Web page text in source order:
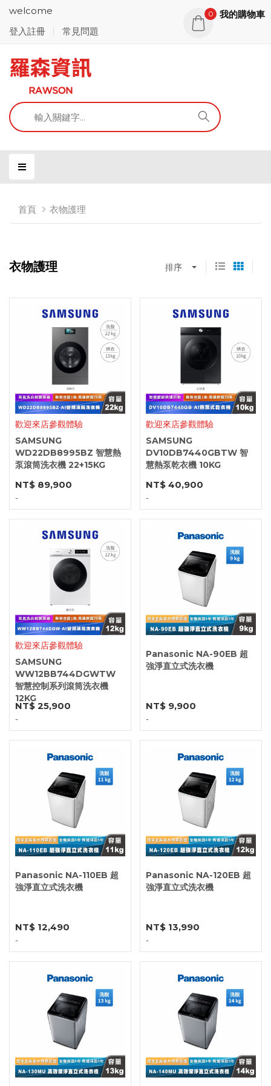
welcome
登入註冊
常見問題
0 我的購物車
首頁 衣物護理
衣物護理 排序
歡迎來店參觀體驗
SAMSUNG
WD22DB8995BZ 智慧熱
泵滾筒洗衣機 22+15KG
NT$ 89,900
-
歡迎來店參觀體驗
SAMSUNG
DV10DB7440GBTW 智
慧熱泵乾衣機 10KG
NT$ 40,900
-
歡迎來店參觀體驗
SAMSUNG
WW12BB744DGWTW
智慧控制系列滾筒洗衣機
12KG
NT$ 25,900
-
Panasonic NA-90EB 超
強淨直立式洗衣機
NT$ 9,900
-
Panasonic NA-110EB 超
強淨直立式洗衣機
NT$ 12,490
-
Panasonic NA-120EB 超
強淨直立式洗衣機
NT$ 13,990
-